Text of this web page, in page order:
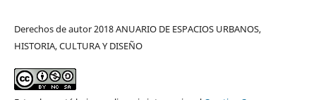
Derechos de autor 2018 ANUARIO DE ESPACIOS URBANOS,
HISTORIA, CULTURA Y DISEÑO